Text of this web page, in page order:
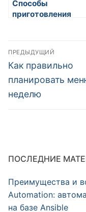
Способы
приготовления
Навигация
по
записям
ПРЕДЫДУЩИЙ
Предыдущая
запись:
Как правильно
планировать
неделю
ПОСЛЕДНИЕ
Преимущества и
Automation:
на базе Ansible